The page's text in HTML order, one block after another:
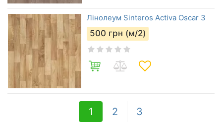
Лінолеум Sinteros Activa Oscar 3
500 грн (м/2)
1 2 3